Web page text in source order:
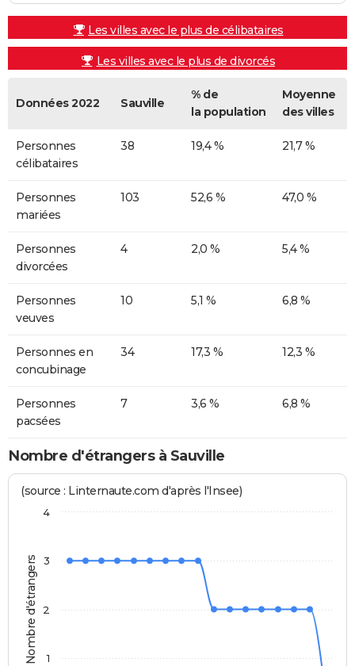
Les villes avec le plus de célibataires
Les villes avec le plus de divorcés
Données 2022 Sauville
% de
la population
Moyenne
des villes
Personnes
célibataires
38 19,4 % 21,7 %
Personnes
mariées
103 52,6 % 47,0 %
Personnes
divorcées
4 2,0 % 5,4 %
Personnes
veuves
10 5,1 % 6,8 %
Personnes en
concubinage
34 17,3 % 12,3 %
Personnes
pacsées
7 3,6 % 6,8 %
Nombre d'étrangers à Sauville
Nombre d'étrangers
(source : Linternaute.com d'après l'Insee)
1
2
3
4